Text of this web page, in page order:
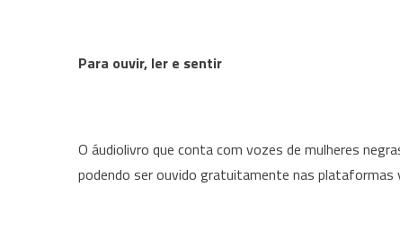
Para ouvir, ler e sentir
O áudiolivro que conta com vozes de mulheres
podendo ser ouvido gratuitamente nas plataformas